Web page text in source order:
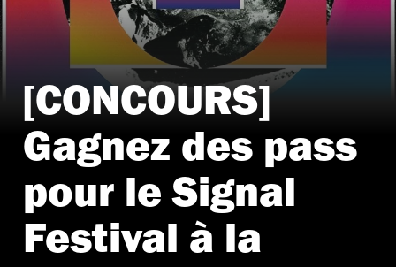
[CONCOURS]
Gagnez des pass
pour le Signal
Festival à la